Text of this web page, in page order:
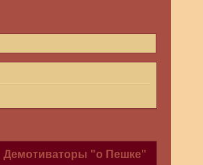
Демотиваторы "о Пешке"